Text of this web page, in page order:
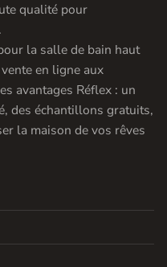
qualité pour
la salle de bain haut
en ligne aux
avantages Réflex : un
des échantillons gratuits,
la maison de vos rêves